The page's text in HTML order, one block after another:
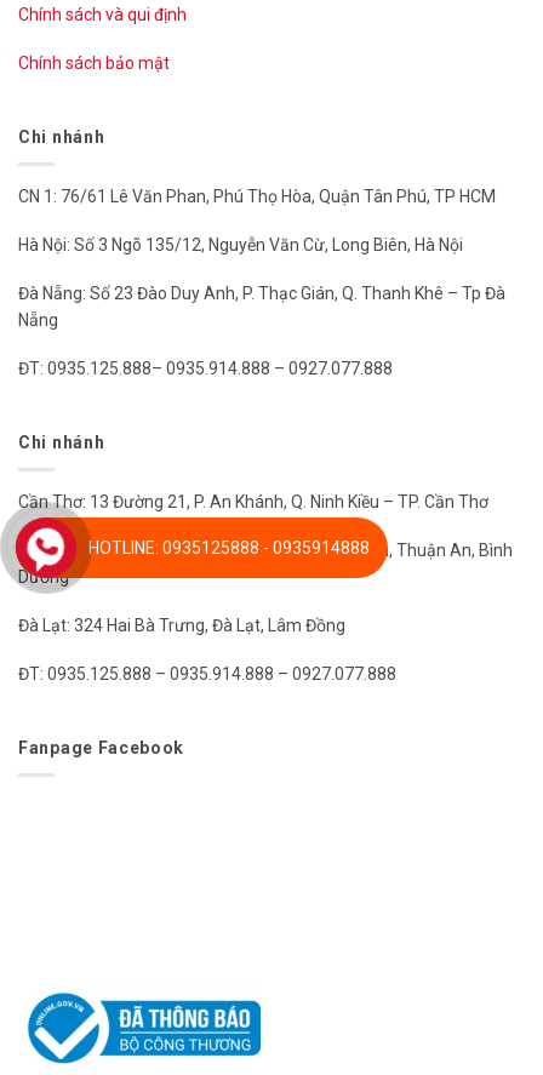
Chính sách và qui định
Chính sách bảo mật
Chi nhánh
CN 1: 76/61 Lê Văn Phan, Phú Thọ Hòa, Quận Tân Phú, TP HCM
Hà Nội: Số 3 Ngõ 135/12, Nguyễn Văn Cừ, Long Biên, Hà Nội
Đà Nẵng: Số 23 Đào Duy Anh, P. Thạc Gián, Q. Thanh Khê – Tp Đà
Nẵng
ĐT: 0935.125.888– 0935.914.888 – 0927.077.888
Chi nhánh
Cần Thơ: 13 Đường 21, P. An Khánh, Q. Ninh Kiều – TP. Cần Thơ
Bình Dương: 14 DT 745, Hưng Phước, Hưng Thịnh, Thuận An, Bình
Dương
Đà Lạt: 324 Hai Bà Trưng, Đà Lạt, Lâm Đồng
ĐT: 0935.125.888 – 0935.914.888 – 0927.077.888
Fanpage Facebook
HOTLINE: 0935125888 - 0935914888